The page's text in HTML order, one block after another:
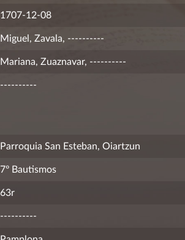
1707-12-08
Miguel, Zavala, ----------
Mariana, Zuaznavar, ----------
----------
Parroquia San Esteban, Oiartzun
7º Bautismos
63r
----------